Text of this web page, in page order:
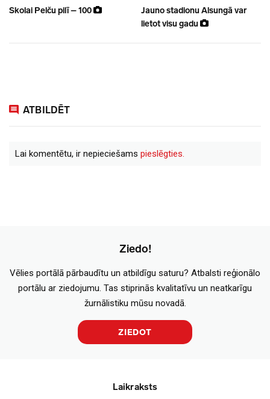
Skolai Pelču pilī – 100
Jauno stadionu Alsungā var
lietot visu gadu
ATBILDĒT
Lai komentētu, ir nepieciešams pieslēgties.
Ziedo!
Vēlies portālā pārbaudītu un atbildīgu saturu? Atbalsti reģionālo
portālu ar ziedojumu. Tas stiprinās kvalitatīvu un neatkarīgu
žurnālistiku mūsu novadā.
ZIEDOT
Laikraksts